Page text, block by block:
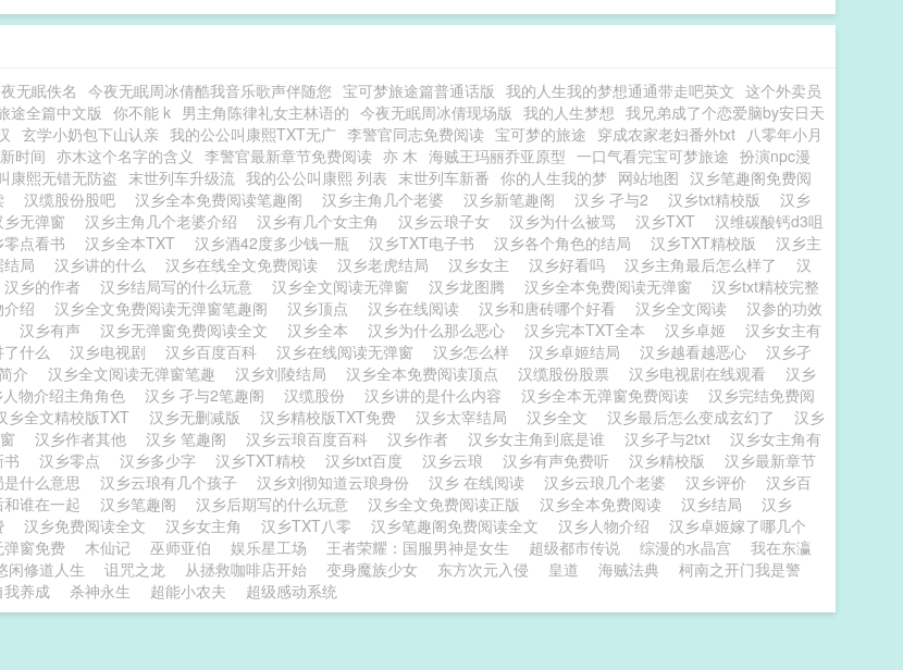
无眠佚名 今夜无眠周冰倩酷我音乐歌声伴随您 宝可梦旅途篇普通话版 我的人生我的梦想通通带走吧英文 这个外卖员
途全篇中文版 你不能 k 男主角陈律礼女主林语的 今夜无眠周冰倩现场版 我的人生梦想 我兄弟成了个恋爱脑by安日天
玄学小奶包下山认亲 我的公公叫康熙TXT无广 李警官同志免费阅读 宝可梦的旅途 穿成农家老妇番外txt 八零年小月
时间 亦木这个名字的含义 李警官最新章节免费阅读 亦 木 海贼王玛丽乔亚原型 一口气看完宝可梦旅途 扮演npc漫
康熙无错无防盗 末世列车升级流 我的公公叫康熙 列表 末世列车新番 你的人生我的梦 网站地图 汉乡笔趣阁免费阅
汉缆股份股吧 汉乡全本免费阅读笔趣阁 汉乡主角几个老婆 汉乡新笔趣阁 汉乡 孑与2 汉乡txt精校版
汉乡
乡无弹窗 汉乡主角几个老婆介绍 汉乡有几个女主角 汉乡云琅子女 汉乡为什么被骂 汉乡TXT
汉维碳酸钙d3咀
点看书 汉乡全本TXT 汉乡酒42度多少钱一瓶 汉乡TXT电子书 汉乡各个角色的结局 汉乡TXT精校版
汉乡主
局 汉乡讲的什么 汉乡在线全文免费阅读 汉乡老虎结局 汉乡女主 汉乡好看吗 汉乡主角最后怎么样了
汉
汉乡的作者 汉乡结局写的什么玩意 汉乡全文阅读无弹窗 汉乡龙图腾 汉乡全本免费阅读无弹窗
汉乡txt精校完整
绍 汉乡全文免费阅读无弹窗笔趣阁 汉乡顶点 汉乡在线阅读 汉乡和唐砖哪个好看 汉乡全文阅读
汉参的功效
汉乡有声 汉乡无弹窗免费阅读全文 汉乡全本 汉乡为什么那么恶心 汉乡完本TXT全本 汉乡卓姬
汉乡女主有
什么 汉乡电视剧 汉乡百度百科 汉乡在线阅读无弹窗 汉乡怎么样 汉乡卓姬结局 汉乡越看越恶心
汉乡孑
介 汉乡全文阅读无弹窗笔趣 汉乡刘陵结局 汉乡全本免费阅读顶点 汉缆股份股票 汉乡电视剧在线观看
汉乡
物介绍主角角色 汉乡 孑与2笔趣阁 汉缆股份 汉乡讲的是什么内容 汉乡全本无弹窗免费阅读
汉乡完结免费阅
乡全文精校版TXT 汉乡无删减版 汉乡精校版TXT免费 汉乡太宰结局 汉乡全文 汉乡最后怎么变成玄幻了
汉乡
汉乡作者其他 汉乡 笔趣阁 汉乡云琅百度百科 汉乡作者 汉乡女主角到底是谁 汉乡孑与2txt
汉乡女主角有
汉乡零点 汉乡多少字 汉乡TXT精校 汉乡txt百度 汉乡云琅 汉乡有声免费听 汉乡精校版
汉乡最新章节
什么意思 汉乡云琅有几个孩子 汉乡刘彻知道云琅身份 汉乡 在线阅读 汉乡云琅几个老婆 汉乡评价
汉乡百
谁在一起 汉乡笔趣阁 汉乡后期写的什么玩意 汉乡全文免费阅读正版 汉乡全本免费阅读 汉乡结局
汉乡
汉乡免费阅读全文 汉乡女主角 汉乡TXT八零 汉乡笔趣阁免费阅读全文 汉乡人物介绍
汉乡卓姬嫁了哪几个
窗免费 木仙记 巫师亚伯 娱乐星工场 王者荣耀：国服男神是女生 超级都市传说 综漫的水晶宫
我在东瀛
闲修道人生 诅咒之龙 从拯救咖啡店开始 变身魔族少女 东方次元入侵 皇道 海贼法典
柯南之开门我是警
养成 杀神永生 超能小农夫 超级感动系统